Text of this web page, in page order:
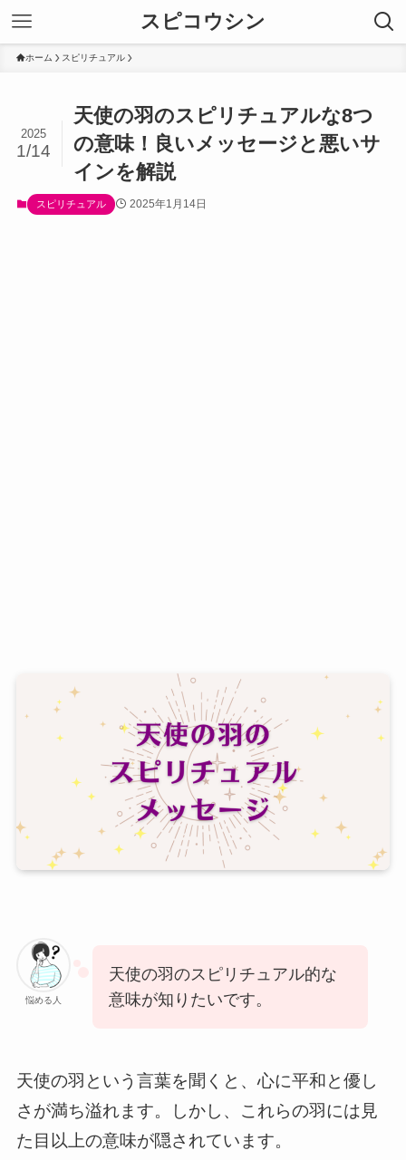
スピコウシン
ホーム スピリチュアル
天使の羽のスピリチュアルな8つ
の意味！良いメッセージと悪いサ
インを解説
2025
1/14
スピリチュアル 2025年1月14日
悩める人
天使の羽のスピリチュアル的な
意味が知りたいです。
天使の羽という言葉を聞くと、心に平和と優し
さが満ち溢れます。しかし、これらの羽には見
た目以上の意味が隠されています。